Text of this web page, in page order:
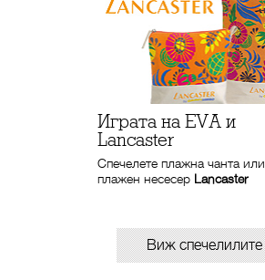
Играта на EVA и
Lancaster
Спечелете плажна чанта или
плажен несесер Lancaster
Виж спечелилите